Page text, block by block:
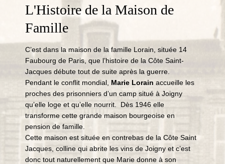
L'Histoire de la Maison de
Famille
C’est dans la maison de la famille Lorain, située 14
Faubourg de Paris, que l’histoire de la Côte Saint-
Jacques débute tout de suite après la guerre.
Pendant le conflit mondial, Marie Lorainaccueille les
proches des prisonniers d’un camp situé à Joigny
qu’elle loge et qu’elle nourrit. Dès 1946 elle
transforme cette grande maison bourgeoise en
pension de famille.
Cette maison est située en contrebas de la Côte Saint
Jacques, colline qui abrite les vins de Joigny et c’est
donc tout naturellement que Marie donne à son